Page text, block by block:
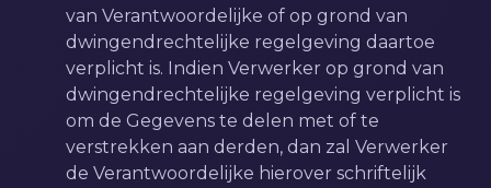
van Verantwoordelijke of op grond van
dwingendrechtelijke regelgeving daartoe
verplicht is. Indien Verwerker op grond van
dwingendrechtelijke regelgeving verplicht is
om de Gegevens te delen met of te
verstrekken aan derden, dan zal Verwerker
de Verantwoordelijke hierover schriftelijk